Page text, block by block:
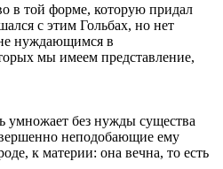
в той форме, которую придал
с этим Гольбах, но нет
нуждающимся в
мы имеем представление,
умножает без нужды существа
неподобающие ему
к материи: она вечна, то есть